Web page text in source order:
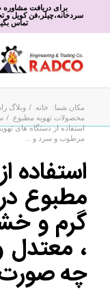
برای دریافت
سردخانه،چیلر،فن کویل و
تماس
مکان شما: خانه / وبلاگ
محصولات تهویه مطبوع /
استفاده از دستگاه های
مرطوب و سرد و ...
استفاده
مطبوع
گرم و
،
چه